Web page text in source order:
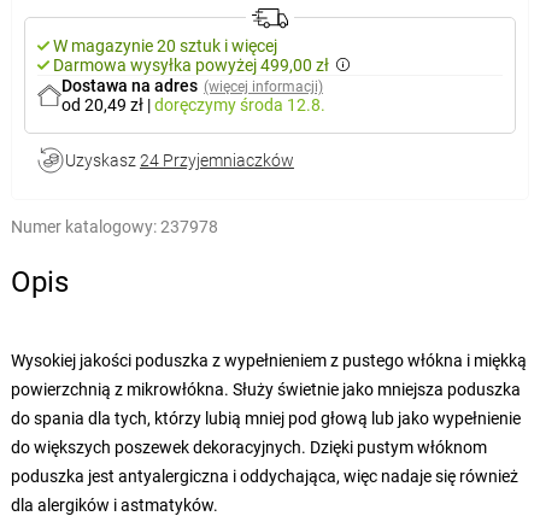
W magazynie 20 sztuk i więcej
Darmowa wysyłka powyżej 499,00 zł
Dostawa na adres (więcej informacji)
od 20,49 zł |doręczymyśroda 12.8.
Uzyskasz 24 Przyjemniaczków
Numer katalogowy:237978
Opis
Wysokiej jakości poduszka z wypełnieniem z pustego włókna i miękką
powierzchnią z mikrowłókna. Służy świetnie jako mniejsza poduszka
do spania dla tych, którzy lubią mniej pod głową lub jako wypełnienie
do większych poszewek dekoracyjnych. Dzięki pustym włóknom
poduszka jest antyalergiczna i oddychająca, więc nadaje się również
dla alergików i astmatyków.